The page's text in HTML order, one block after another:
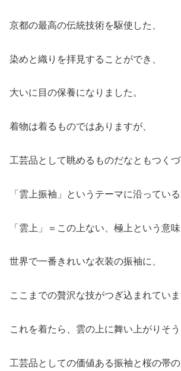
京都の最高の伝統技術を駆使した、
染めと織りを拝見することができ、
大いに目の保養になりました。
着物は着るものではありますが、
工芸品として眺めるものだなともつくづ
「雲上振袖」というテーマに沿っている
「雲上」＝この上ない、極上という意
世界で一番きれいな衣装の振袖に、
ここまでの贅沢な技がつぎ込まれていま
これを着たら、雲の上に舞い上がりそう
工芸品としての価値ある振袖と桜の帯の